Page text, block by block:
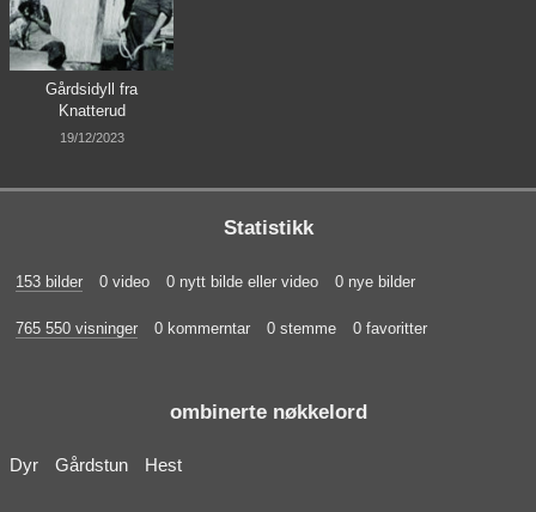
Gårdsidyll fra
Knatterud
19/12/2023
Statistikk
153 bilder 0 video 0 nytt bilde eller video 0 nye bilder
765 550 visninger 0 kommerntar 0 stemme 0 favoritter
ombinerte nøkkelord
Dyr Gårdstun Hest